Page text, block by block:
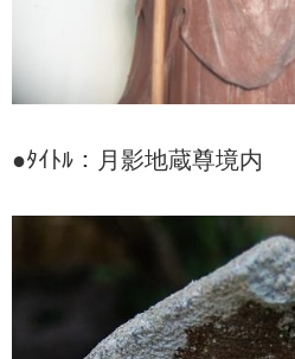
●ﾀｲﾄﾙ：月影地蔵尊境内